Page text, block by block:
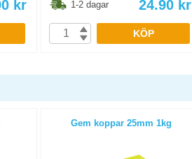
kr 1-2 dagar 24.90 kr
KÖP
Gem koppar 25mm 1kg